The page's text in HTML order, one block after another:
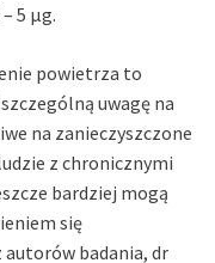
5 μg.
powietrza to
uwagę na
na zanieczyszczone
z chronicznymi
bardziej mogą
się
autorów badania, dr